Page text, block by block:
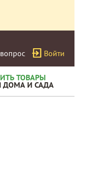
Войти
ТОВАРЫ
ДОМА И САДА